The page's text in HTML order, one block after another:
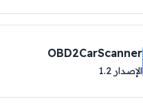
OBD2CarScanner
الإصدار 1.2